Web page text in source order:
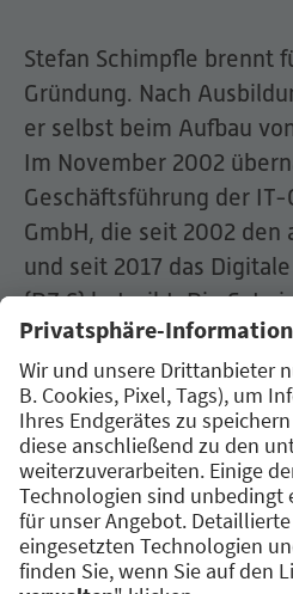
Stefan Schimpfle brennt
Gründung. Nach
er selbst beim Aufbau
Im November 2002
Geschäftsführung der
GmbH, die seit 2002 den
und seit 2017 das
(DZ.S) betreibt. Die
Augsburger
ein großes Anliegen. Er
vernetzt mit seinem
Startups der
innovativen Vorhaben.
als Juror bei
Businessplan –
Förderprogramm